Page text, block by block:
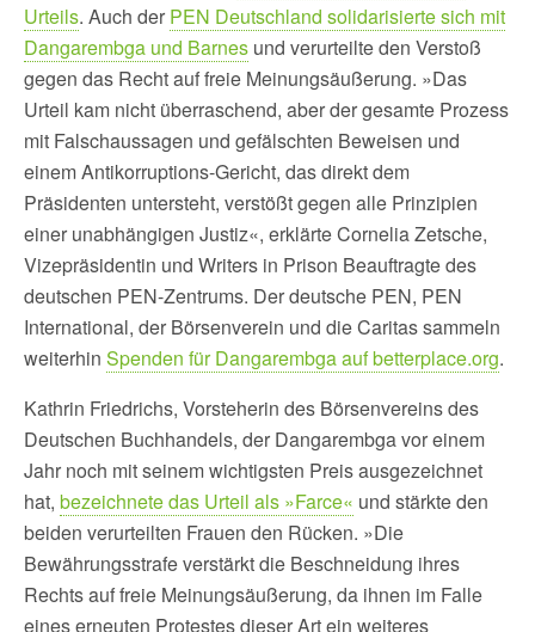
Urteils. Auch der PEN Deutschland solidarisierte sich mit
Dangarembga und Barnes und verurteilte den Verstoß
gegen das Recht auf freie Meinungsäußerung. »Das
Urteil kam nicht überraschend, aber der gesamte Prozess
mit Falschaussagen und gefälschten Beweisen und
einem Antikorruptions-Gericht, das direkt dem
Präsidenten untersteht, verstößt gegen alle Prinzipien
einer unabhängigen Justiz«, erklärte Cornelia Zetsche,
Vizepräsidentin und Writers in Prison Beauftragte des
deutschen PEN-Zentrums. Der deutsche PEN, PEN
International, der Börsenverein und die Caritas sammeln
weiterhin Spenden für Dangarembga auf betterplace.org.
Kathrin Friedrichs, Vorsteherin des Börsenvereins des
Deutschen Buchhandels, der Dangarembga vor einem
Jahr noch mit seinem wichtigsten Preis ausgezeichnet
hat, bezeichnete das Urteil als »Farce« und stärkte den
beiden verurteilten Frauen den Rücken. »Die
Bewährungsstrafe verstärkt die Beschneidung ihres
Rechts auf freie Meinungsäußerung, da ihnen im Falle
eines erneuten Protestes dieser Art ein weiteres